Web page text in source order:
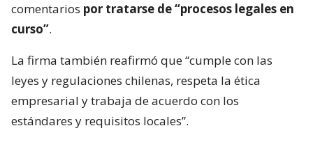
comentarios por tratarse de “procesos legales en
curso”.
La firma también reafirmó que “cumple con las
leyes y regulaciones chilenas, respeta la ética
empresarial y trabaja de acuerdo con los
estándares y requisitos locales”.